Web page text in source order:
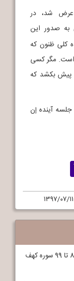
عرض شد، در
به صدور این
کلی ظنون که
است. مگر کسی
پیش بکشد که
آینده إن
Mail
۱۳۹۷/۰۷/۱۱
فهرست جلسات کیستی ذوالقرنین (آیات 83 تا 99 سوره کهف